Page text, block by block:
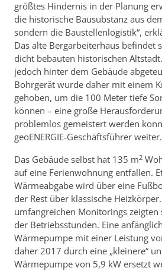
größtes Hindernis in der Planung
die historische Bausubstanz aus
sondern die Baustellenlogistik“,
Das alte Bergarbeiterhaus befindet
dicht bebauten historischen
jedoch hinter dem Gebäude
Bohrgerät wurde daher mit einem
gehoben, um die 100 Meter tiefe
können – eine große
problemlos gemeistert werden
geoENERGIE-Geschäftsführer weiter.
Das Gebäude selbst hat 135 m2
auf eine Ferienwohnung entfallen.
Wärmeabgabe wird über eine
der Rest über klassische
umfangreichen Monitorings zeigten
der Betriebsstunden. Eine
Wärmepumpe mit einer Leistung
daher 2017 durch eine „kleinere“
Wärmepumpe von 5,9 kW ersetzt